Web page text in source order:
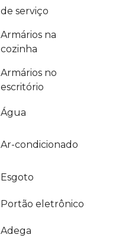
de serviço
Armários na
cozinha
Armários no
escritório
Água
Ar-condicionado
Esgoto
Portão eletrônico
Adega